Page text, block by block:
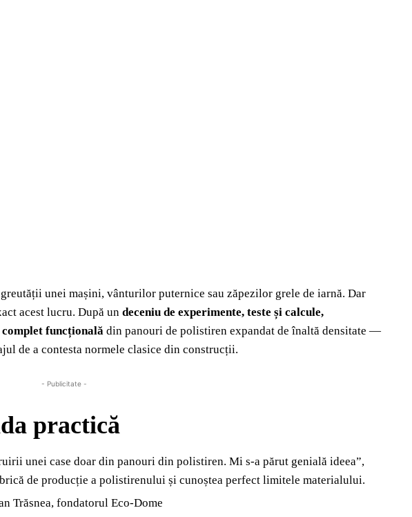
unei mașini, vânturilor puternice sau zăpezilor grele de iarnă. Dar
acest lucru. După un deceniu de experimente, teste și calcule,
funcțională din panouri de polistiren expandat de înaltă densitate —
de a contesta normele clasice din construcții.
- Publicitate -
practică
unei case doar din panouri din polistiren. Mi s-a părut genială ideea”,
de producție a polistirenului și cunoștea perfect limitele materialului.